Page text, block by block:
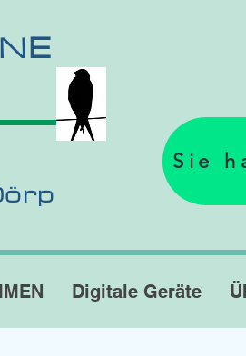
Sie
Digitale Geräte